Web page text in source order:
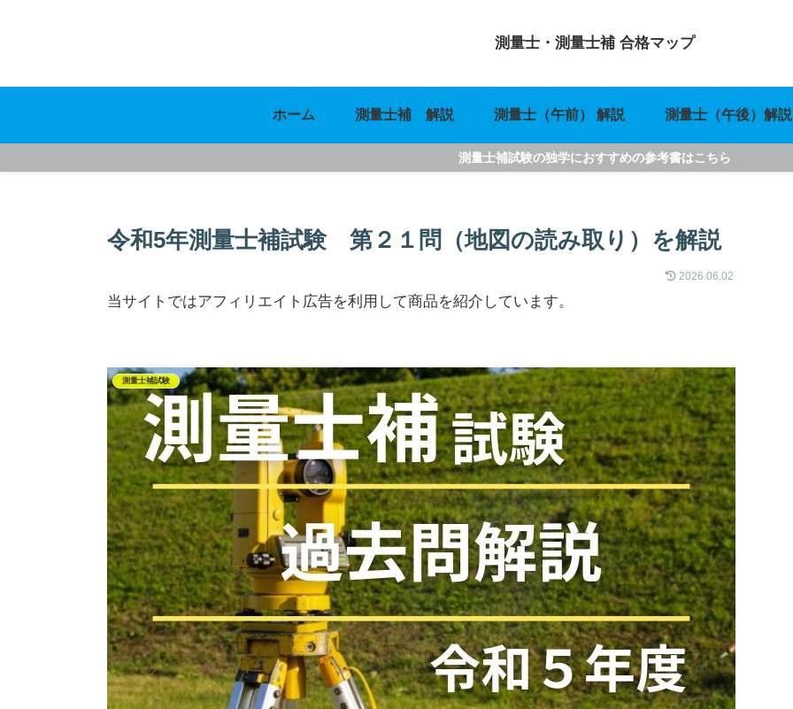
測量士・測量士補 合格マップ
ホーム 測量士補 解説 測量士（午前） 解説 測量士（午後）解説
測量士補試験の独学におすすめの参考書はこちら
令和5年測量士補試験 第２１問（地図の読み取り）を解説
2026.06.02
当サイトではアフィリエイト広告を利用して商品を紹介しています。
測量士補試験